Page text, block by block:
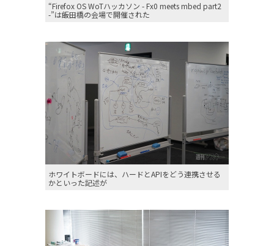
“Firefox OS WoTハッカソン - Fx0 meets mbed part2
-”は飯田橋の会場で開催された
ホワイトボードには、ハードとAPIをどう連携させる
かといった記述が